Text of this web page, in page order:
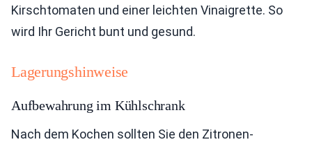
Kirschtomaten und einer leichten Vinaigrette. So
wird Ihr Gericht bunt und gesund.
Lagerungshinweise
Aufbewahrung im Kühlschrank
Nach dem Kochen sollten Sie den Zitronen-